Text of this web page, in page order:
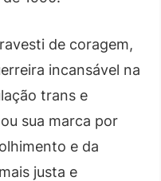
de coragem,
incansável na
trans e
sua marca por
e da
justa e